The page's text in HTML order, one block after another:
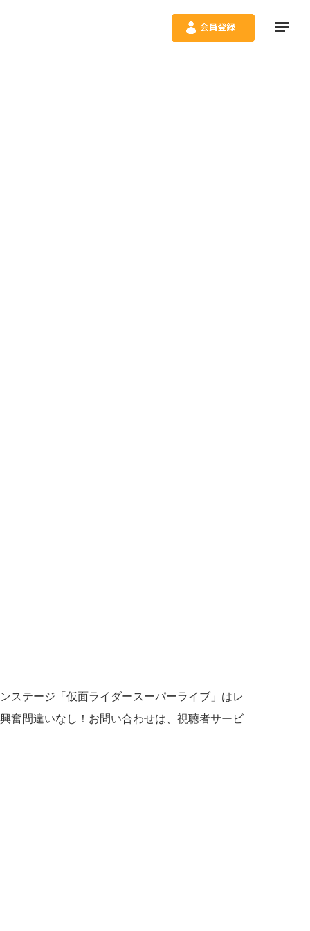
ステージ「仮面ライダースーパーライブ」はレ
奮間違いなし！お問い合わせは、視聴者サービ